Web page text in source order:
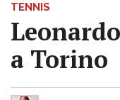
TENNIS
a Torino